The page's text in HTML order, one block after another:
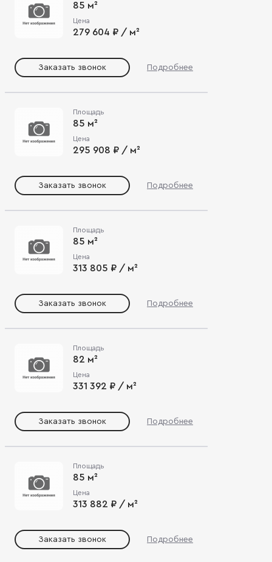
85 м²
Цена
279 604 ₽ / м²
Заказать звонок Подробнее
Площадь
85 м²
Цена
295 908 ₽ / м²
Заказать звонок Подробнее
Площадь
85 м²
Цена
313 805 ₽ / м²
Заказать звонок Подробнее
Площадь
82 м²
Цена
331 392 ₽ / м²
Заказать звонок Подробнее
Площадь
85 м²
Цена
313 882 ₽ / м²
Заказать звонок Подробнее